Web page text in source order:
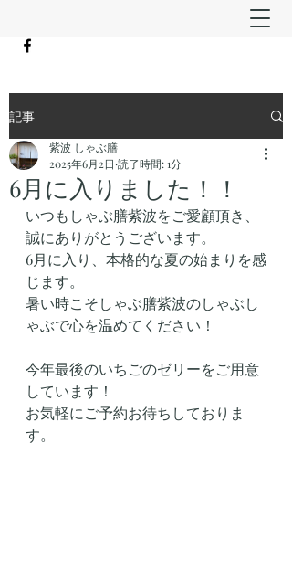
記事
6月に入りました！！
紫波 しゃぶ膳
2025年6月2日 読了時間: 1分
いつもしゃぶ膳紫波をご愛顧頂き、
誠にありがとうございます。
6月に入り、本格的な夏の始まりを感
じます。
暑い時こそしゃぶ膳紫波のしゃぶし
ゃぶで心を温めてください！
今年最後のいちごのゼリーをご用意
しています！
お気軽にご予約お待ちしておりま
す。